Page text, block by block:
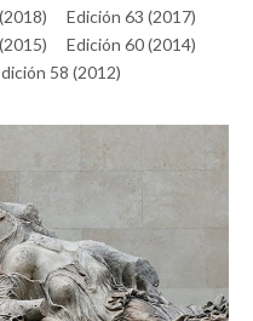
Edición 63 (2017)
Edición 60 (2014)
58 (2012)